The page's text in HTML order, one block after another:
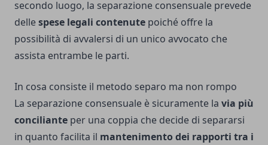
secondo luogo, la separazione consensuale prevede
dellespese legali contenute poiché offre la
possibilità di avvalersi di un unico avvocato che
assista entrambe le parti.
In cosa consiste il metodo separo ma non rompo
La separazione consensuale è sicuramente la via più
conciliante per una coppia che decide di separarsi
in quanto facilita il mantenimento dei rapporti tra i